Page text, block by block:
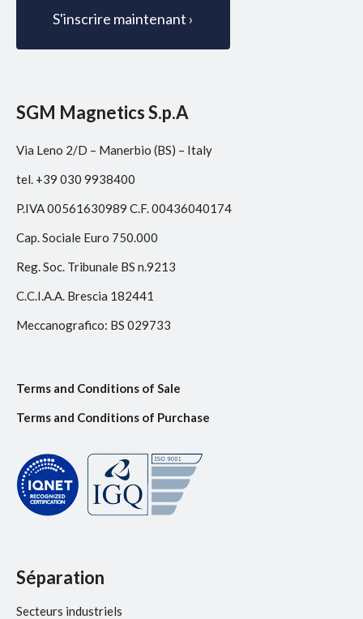
SGM Magnetics S.p.A
Via Leno 2/D – Manerbio (BS) – Italy
tel. +39 030 9938400
P.IVA 00561630989 C.F. 00436040174
Cap. Sociale Euro 750.000
Reg. Soc. Tribunale BS n.9213
C.C.I.A.A. Brescia 182441
Meccanografico: BS 029733
Terms and Conditions of Sale
Terms and Conditions of Purchase
Séparation
Secteurs industriels